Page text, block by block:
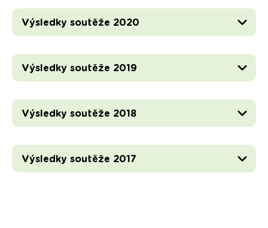
Výsledky soutěže 2020
Výsledky soutěže 2019
Výsledky soutěže 2018
Výsledky soutěže 2017